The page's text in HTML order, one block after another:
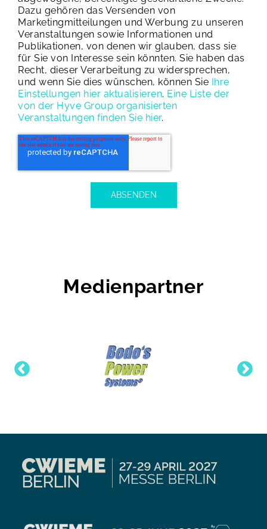
Dazu gehören das Versenden von
Marketingmitteilungen und Werbung zu unseren
Veranstaltungen sowie Informationen und
Publikationen, von denen wir glauben, dass sie
für Sie von Interesse sein könnten. Sie haben das
Recht, dieser Verarbeitung zu widersprechen,
und wenn Sie dies wünschen, können Sie Ihre
Einstellungen hier aktualisieren. Eine Liste der
von der Hyve Group organisierten
Veranstaltungen finden Sie hier.
Medienpartner